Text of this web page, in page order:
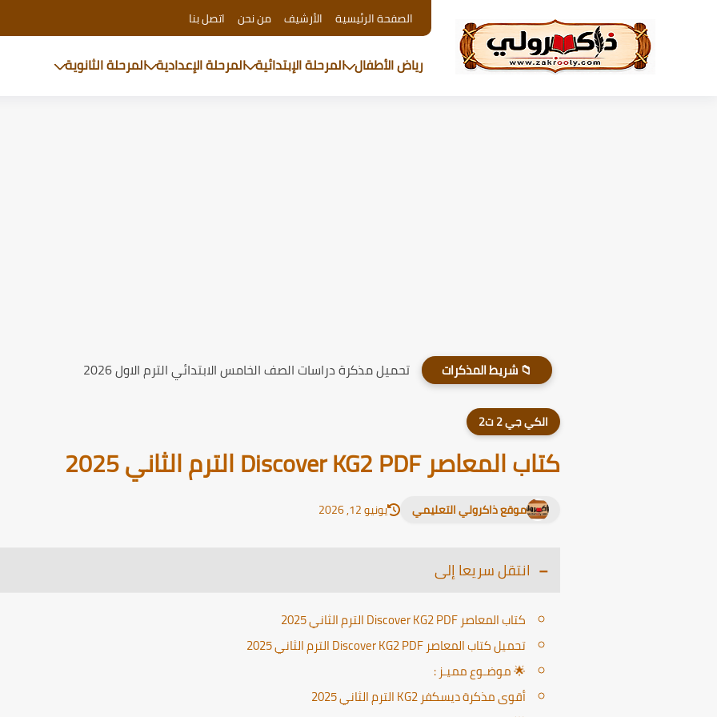
الصفحة الرئيسية الأرشيف من نحن اتصل بنا
رياض الأطفال المرحلة الإبتدائية المرحلة الإعدادية المرحلة الثانوية
📁 شريط المذكرات تحميل مذكرة دراسات الصف الخامس الابتدائي الترم الاول 2026
الكي جي 2 ت2
كتاب المعاصر Discover KG2 PDF الترم الثاني 2025
موقع ذاكرولي التعليمي يونيو 12, 2026
انتقل سريعا إلى
كتاب المعاصر Discover KG2 PDF الترم الثاني 2025
تحميل كتاب المعاصر Discover KG2 PDF الترم الثاني 2025
🌟 موضـوع مميـز :
أقوى مذكرة ديسكفر KG2 الترم الثاني 2025